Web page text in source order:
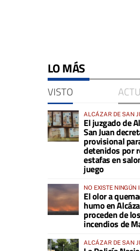
LO MÁS
VISTO
ALCÁZAR DE SAN
El juzgado de
San Juan
provisional
detenidos por
estafas en
juego
NO EXISTE NINGÚN
ACTIVO EN LA
El olor a
humo en
proceden de
incendios de
ALCÁZAR DE SAN